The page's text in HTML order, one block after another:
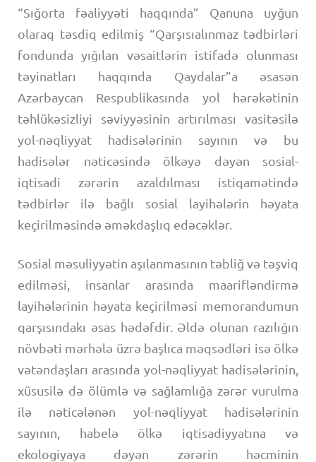
“Sığorta fəaliyyəti haqqında” Qanuna uyğun
olaraq təsdiq edilmiş “Qarşısıalınmaz tədbirləri
fondunda yığılan vəsaitlərin istifadə olunması
təyinatları haqqında Qaydalar”a əsasən
Azərbaycan Respublikasında yol hərəkətinin
təhlükəsizliyi səviyyəsinin artırılması vasitəsilə
yol-nəqliyyat hadisələrinin sayının və bu
hadisələr nəticəsində ölkəyə dəyən sosial-
iqtisadi zərərin azaldılması istiqamətində
tədbirlər ilə bağlı sosial layihələrin həyata
keçirilməsində əməkdaşlıq edəcəklər.
Sosial məsuliyyətin aşılanmasının təbliğ və təşviq
edilməsi, insanlar arasında maarifləndirmə
layihələrinin həyata keçirilməsi memorandumun
qarşısındakı əsas hədəfdir. Əldə olunan razılığın
növbəti mərhələ üzrə başlıca məqsədləri isə ölkə
vətəndaşları arasında yol-nəqliyyat hadisələrinin,
xüsusilə də ölümlə və sağlamlığa zərər vurulma
ilə nəticələnən yol-nəqliyyat hadisələrinin
sayının, habelə ölkə iqtisadiyyatına və
ekologiyaya dəyən zərərin həcminin